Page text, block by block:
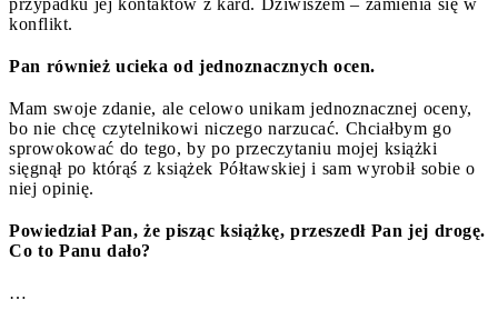
konflikt.
Pan również ucieka od jednoznacznych ocen.
Mam swoje zdanie, ale celowo unikam jednoznacznej oceny,
bo nie chcę czytelnikowi niczego narzucać. Chciałbym go
sprowokować do tego, by po przeczytaniu mojej książki
sięgnął po którąś z książek Półtawskiej i sam wyrobił sobie o
niej opinię.
Powiedział Pan, że pisząc książkę, przeszedł Pan jej drogę.
Co to Panu dało?
…